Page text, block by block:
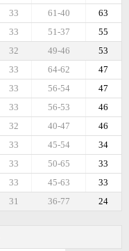
63
61-40
33
55
51-37
33
53
49-46
32
47
64-62
33
47
56-54
33
46
56-53
33
46
40-47
32
34
45-54
33
33
50-65
33
33
45-63
33
24
36-77
31